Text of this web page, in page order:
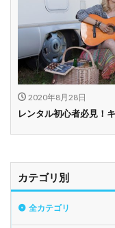
2020年8月28日
レンタル初心者必見！
カテゴリ別
全カテゴリ